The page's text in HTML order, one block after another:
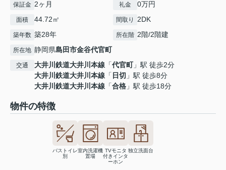
保証金 2ヶ月 礼金 0万円
面積 44.72㎡ 間取り 2DK
築年数 築28年 所在階 2階/2階建
所在地 静岡県島田市金谷代官町
交通 大井川鉄道大井川本線 「代官町」駅 徒歩2分
大井川鉄道大井川本線 「 日切 」駅 徒歩8分
大井川鉄道大井川本線 「合格 」駅 徒歩18分
物件の特徴
バストイレ
別
室内洗濯機
置場
TVモニタ
付きインタ
ーホン
独立洗面台